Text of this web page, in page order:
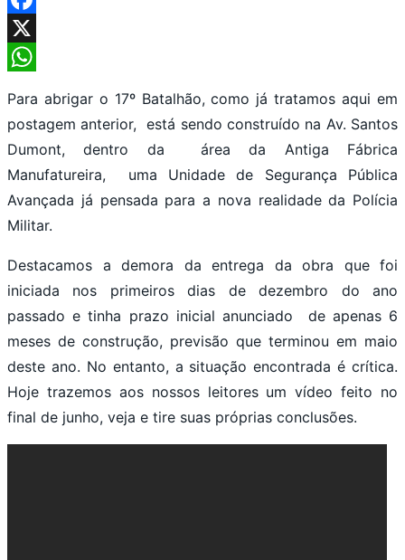
Facebook
X
Para abrigar o 17º Batalhão, como já tratamos aqui em
postagem anterior, está sendo construído na Av. Santos
Dumont, dentro da área da Antiga Fábrica
Manufatureira, uma Unidade de Segurança Pública
Avançada já pensada para a nova realidade da Polícia
Militar.
Destacamos a demora da entrega da obra que foi
iniciada nos primeiros dias de dezembro do ano
passado e tinha prazo inicial anunciado de apenas 6
meses de construção, previsão que terminou em maio
deste ano. No entanto, a situação encontrada é crítica.
Hoje trazemos aos nossos leitores um vídeo feito no
final de junho, veja e tire suas próprias conclusões.